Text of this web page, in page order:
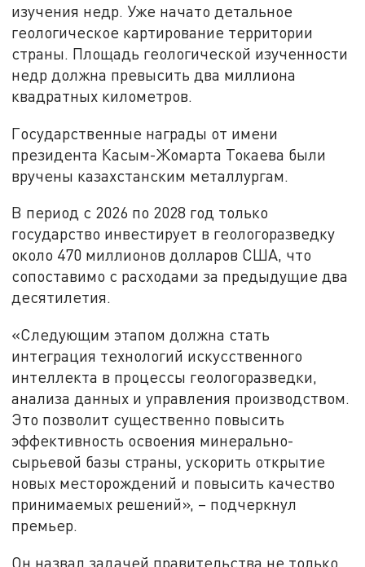
изучения недр. Уже начато детальное
геологическое картирование территории
страны. Площадь геологической изученности
недр должна превысить два миллиона
квадратных километров.
Государственные награды от имени
президента Касым-Жомарта Токаева были
вручены казахстанским металлургам.
В период с 2026 по 2028 год только
государство инвестирует в геологоразведку
около 470 миллионов долларов США, что
сопоставимо с расходами за предыдущие два
десятилетия.
«Следующим этапом должна стать
интеграция технологий искусственного
интеллекта в процессы геологоразведки,
анализа данных и управления производством.
Это позволит существенно повысить
эффективность освоения минерально-
сырьевой базы страны, ускорить открытие
новых месторождений и повысить качество
принимаемых решений», – подчеркнул
премьер.
Он назвал задачей правительства не только